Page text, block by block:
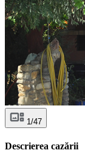
1/47
Descrierea cazării